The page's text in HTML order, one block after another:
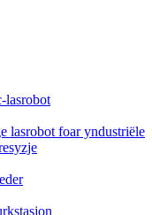
lasrobot
lasrobot foar yndustriële